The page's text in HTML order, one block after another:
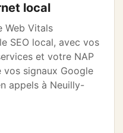
local
Web Vitals
SEO local, avec vos
et votre NAP
vos signaux Google
appels à Neuilly-